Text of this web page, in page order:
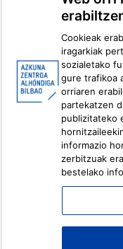
Instagram
Linkedin
Lege informazioa
Cookieak
iragarkiak
sozialetako
gure trafikoa
orriaren
partekatzen
publizitateko
informazio
zerbitzuak
bestelako